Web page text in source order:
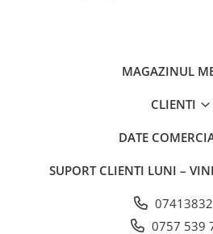
MAGAZINUL
CLIENTI
DATE
SUPORT CLIENTI LUNI –
0757 539